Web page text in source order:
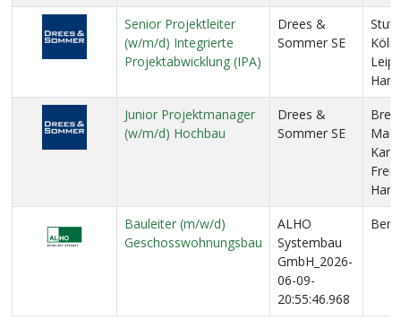
Senior Projektleiter
(w/m/d) Integrierte
Projektabwicklung (IPA)
Drees &
Sommer SE
Junior Projektmanager
(w/m/d) Hochbau
Drees &
Sommer SE
Bauleiter (m/w/d)
Geschosswohnungsbau
ALHO
Systembau
GmbH_2026-
06-09-
20:55:46.968